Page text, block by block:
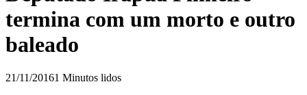
termina com um morto e outro
baleado
21/11/20161 Minutos lidos